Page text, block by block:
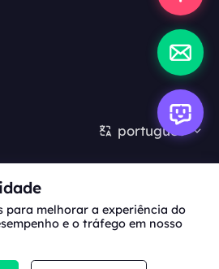
português
Serviço
Privacidade
para melhorar a experiência do
e o tráfego em nosso